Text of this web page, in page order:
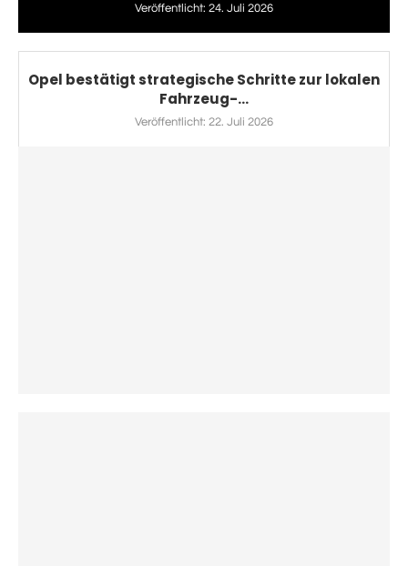
Veröffentlicht: 24. Juli 2026
Opel bestätigt strategische Schritte zur lokalen
Fahrzeug-...
Veröffentlicht: 22. Juli 2026